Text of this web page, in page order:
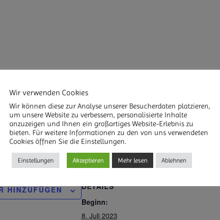
wir unser Wissen über die Welten der Engel.
über die höheren Hierarchien lernen wir zu
Verständnis für den Alltag und die Möglichkeit auf
HINZUFÜGEN
DETAILS
Beginn:
8. Juli 2023
Wir verwenden Cookies
Wir können diese zur Analyse unserer Besucherdaten platzieren,
um unsere Website zu verbessern, personalisierte Inhalte
anzuzeigen und Ihnen ein großartiges Website-Erlebnis zu
bieten. Für weitere Informationen zu den von uns verwendeten
Cookies öffnen Sie die Einstellungen.
Einstellungen Akzeptieren Mehr lesen Ablehnen